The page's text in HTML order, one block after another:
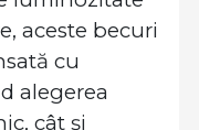
aceste becuri
cu
alegerea
cât și